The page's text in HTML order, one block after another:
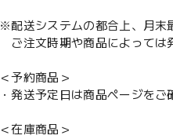
※配送システムの都合上、月末
ご注文時期や商品によっては
＜予約商品＞
・発送予定日は商品ページをご
＜在庫商品＞